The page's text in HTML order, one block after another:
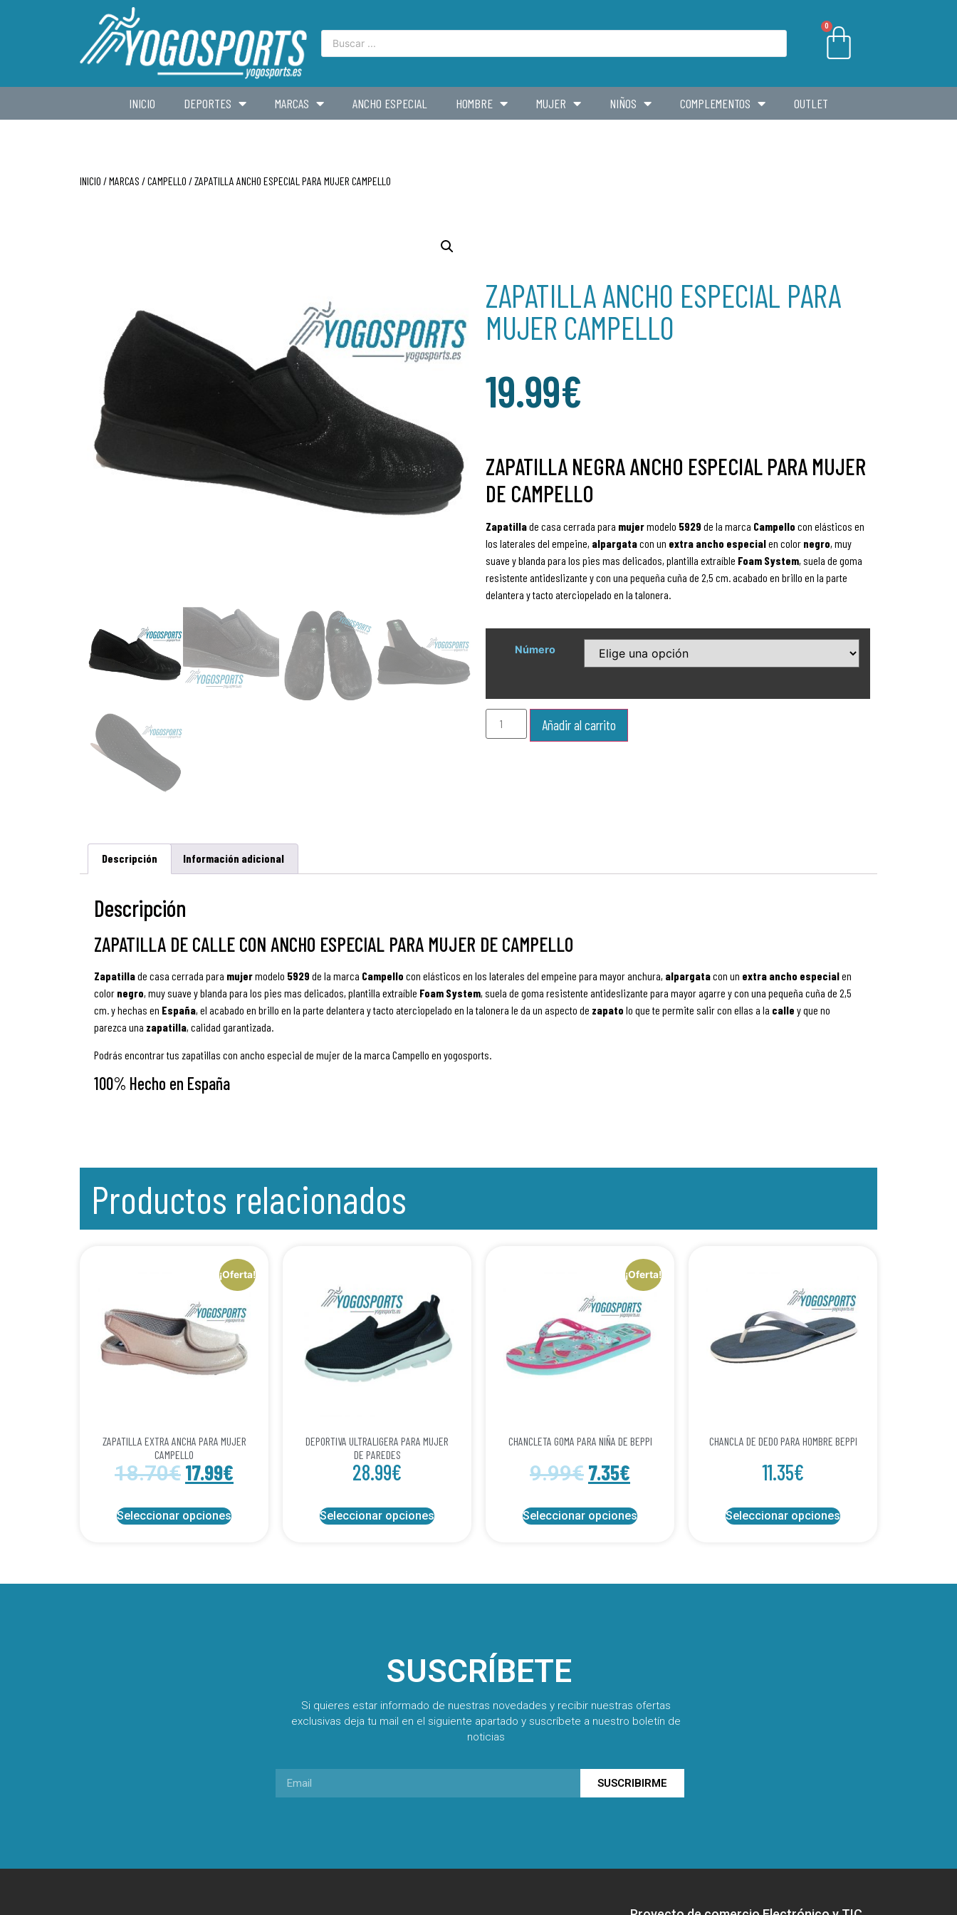
0
INICIO DEPORTES MARCAS ANCHO ESPECIAL HOMBRE MUJER NIÑOS COMPLEMENTOS OUTLET
INICIO /MARCAS /CAMPELLO / ZAPATILLA ANCHO ESPECIAL PARA MUJER CAMPELLO
ZAPATILLA ANCHO ESPECIAL PARA
MUJER CAMPELLO
19.99€
ZAPATILLA NEGRA ANCHO ESPECIAL PARA MUJER
DE CAMPELLO
Zapatillade casa cerrada para mujermodelo 5929 de la marca Campello con elásticos en
los laterales del empeine, alpargatacon un extra ancho especialen color negro, muy
suave y blanda para los pies mas delicados, plantilla extraíble Foam System, suela de goma
resistente antideslizante y con una pequeña cuña de 2,5 cm. acabado en brillo en la parte
delantera y tacto aterciopelado en la talonera.
Número
Añadir al carrito
Descripción Información adicional
Descripción
ZAPATILLA DE CALLE CON ANCHO ESPECIAL PARA MUJER DE CAMPELLO
Zapatillade casa cerrada para mujermodelo 5929 de la marca Campello con elásticos en los laterales del empeine para mayor anchura, alpargatacon un extra ancho especialen
color negro, muy suave y blanda para los pies mas delicados, plantilla extraíble Foam System, suela de goma resistente antideslizante para mayor agarre y con una pequeña cuña de 2,5
cm. y hechas en España, el acabado en brillo en la parte delantera y tacto aterciopelado en la talonera le da un aspecto de zapato lo que te permite salir con ellas a la calle y que no
parezca una zapatilla, calidad garantizada.
Podrás encontrar tus zapatillas con ancho especial de mujer de la marca Campello en yogosports.
100% Hecho en España
Productos relacionados
¡Oferta!
ZAPATILLA EXTRA ANCHA PARA MUJER
CAMPELLO
18.70€ 17.99€
Seleccionar opciones
DEPORTIVA ULTRALIGERA PARA MUJER
DE PAREDES
28.99€
Seleccionar opciones
¡Oferta!
CHANCLETA GOMA PARA NIÑA DE BEPPI
9.99€ 7.35€
Seleccionar opciones
CHANCLA DE DEDO PARA HOMBRE BEPPI
11.35€
Seleccionar opciones
SUSCRÍBETE
Si quieres estar informado de nuestras novedades y recibir nuestras ofertas
exclusivas deja tu mail en el siguiente apartado y suscríbete a nuestro boletín de
noticias
SUSCRIBIRME